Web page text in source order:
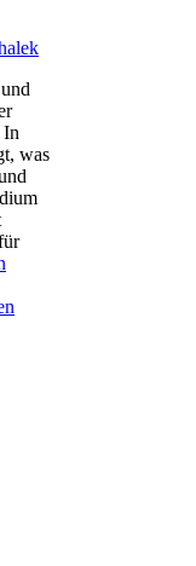
In
was